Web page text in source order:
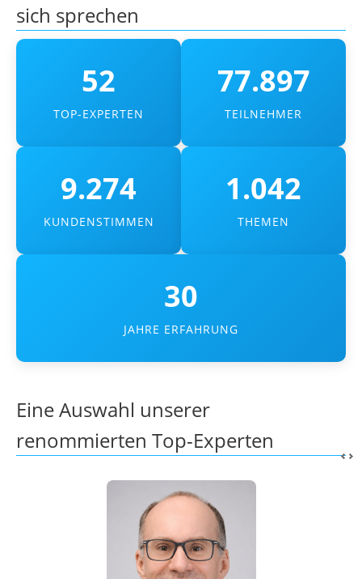
sich sprechen
52
TOP-EXPERTEN
77.897
TEILNEHMER
9.274
KUNDENSTIMMEN
1.042
THEMEN
30
JAHRE ERFAHRUNG
Eine Auswahl unserer
renommierten Top-Experten